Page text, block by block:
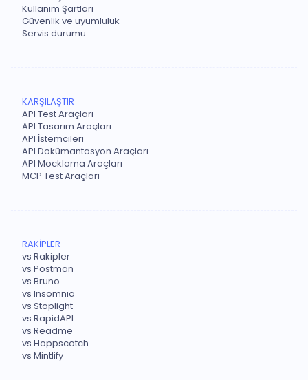
Kullanım Şartları
Güvenlik ve uyumluluk
Servis durumu
KARŞILAŞTIR
API Test Araçları
API Tasarım Araçları
API İstemcileri
API Dokümantasyon Araçları
API Mocklama Araçları
MCP Test Araçları
RAKİPLER
vs Rakipler
vs Postman
vs Bruno
vs Insomnia
vs Stoplight
vs RapidAPI
vs Readme
vs Hoppscotch
vs Mintlify